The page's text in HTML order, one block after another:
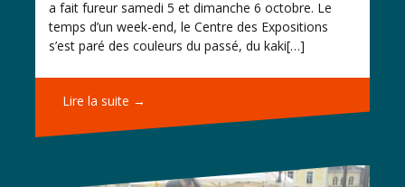
a fait fureur samedi 5 et dimanche 6 octobre. Le
temps d’un week-end, le Centre des Expositions
s’est paré des couleurs du passé, du kaki[…]
Lire la suite →